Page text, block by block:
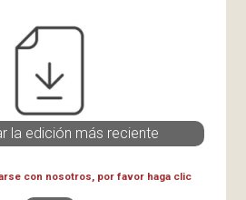
la edición más reciente
con nosotros, por favor haga clic